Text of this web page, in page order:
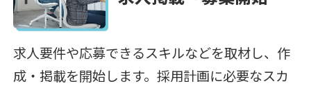
求人要件や応募できるスキルなどを取材し、作
成・掲載を開始します。採用計画に必要なスカ